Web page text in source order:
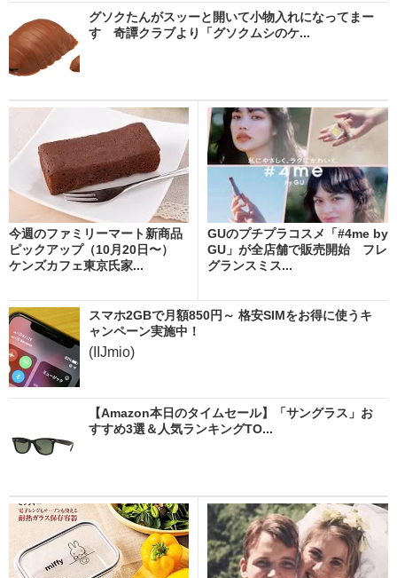
グソクたんがスッーと開いて小物入れになってまー
す 奇譚クラブより「グソクムシのケ...
今週のファミリーマート新商品
ピックアップ（10月20日〜）
ケンズカフェ東京氏家...
GUのプチプラコスメ「#4me by
GU」が全店舗で販売開始 フレ
グランスミス...
スマホ2GBで月額850円～ 格安SIMをお得に使うキ
ャンペーン実施中！
(IIJmio)
【Amazon本日のタイムセール】「サングラス」お
すすめ3選＆人気ランキングTO...